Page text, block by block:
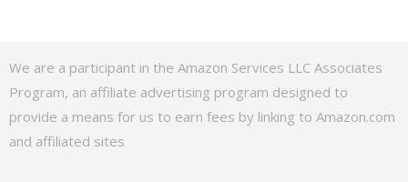
We are a participant in the Amazon Services LLC Associates
Program, an affiliate advertising program designed to
provide a means for us to earn fees by linking to Amazon.com
and affiliated sites